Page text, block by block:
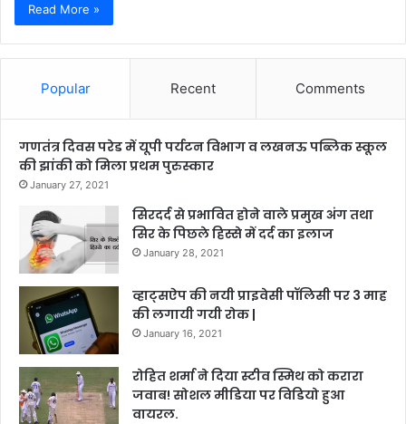
Read More »
Popular Recent Comments
गणतंत्र दिवस परेड में यूपी पर्यटन विभाग व लखनऊ पब्लिक स्कूल
की झांकी को मिला प्रथम पुरुस्कार
January 27, 2021
सिरदर्द से प्रभावित होने वाले प्रमुख अंग तथा
सिर के पिछले हिस्से में दर्द का इलाज
January 28, 2021
व्हाट्सऐप की नयी प्राइवेसी पॉलिसी पर 3 माह
की लगायी गयी रोक |
January 16, 2021
रोहित शर्मा ने दिया स्टीव स्मिथ को करारा
जवाब! सोशल मीडिया पर विडियो हुआ
वायरल.